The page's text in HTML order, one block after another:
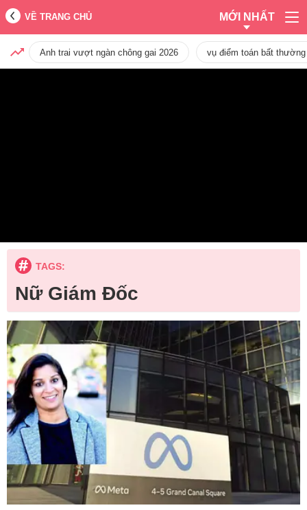
VỀ TRANG CHỦ MỚI NHẤT
Anh trai vượt ngàn chông gai 2026 vụ điểm toán bất
TAGS:
Nữ Giám Đốc